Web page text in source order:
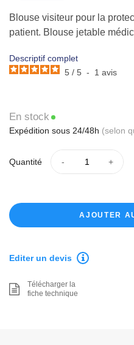
Blouse visiteur pour la
patient. Blouse jetable
Descriptif complet
5 / 5 - 1 avis
En stock
Expédition sous 24/48h (selon
Quantité
AJOUTER
Editer un devis
Télécharger la
fiche technique